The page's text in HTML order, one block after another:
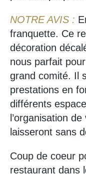
NOTRE AVIS :
franquette. Ce
décoration
nous parfait
grand comité. Il
prestations en
différents
l’organisation
laisseront sans
Coup de coeur
restaurant dans